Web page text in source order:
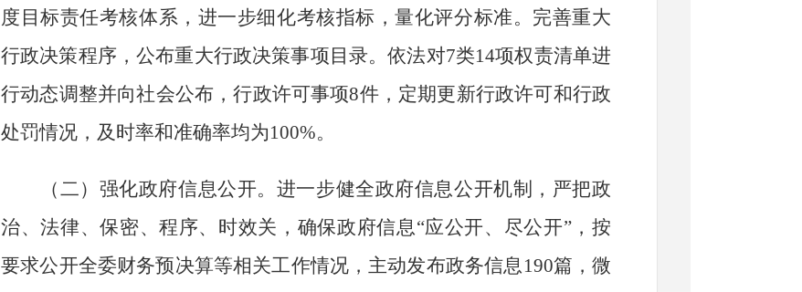
度目标责任考核体系，进一步细化考核指标，量化评分标准。完善重大
行政决策程序，公布重大行政决策事项目录。依法对7类14项权责清单进
行动态调整并向社会公布，行政许可事项8件，定期更新行政许可和行政
处罚情况，及时率和准确率均为100%。
（二）强化政府信息公开。进一步健全政府信息公开机制，严把政
治、法律、保密、程序、时效关，确保政府信息“应公开、尽公开”，按
要求公开全委财务预决算等相关工作情况，主动发布政务信息190篇，微